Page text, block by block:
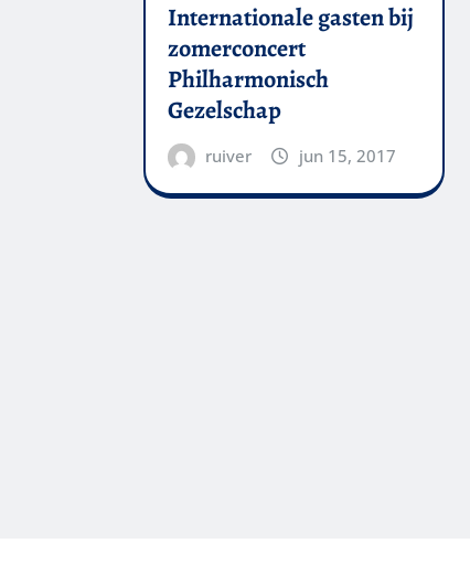
Internationale gasten bij
zomerconcert
Philharmonisch
Gezelschap
ruiver jun 15, 2017